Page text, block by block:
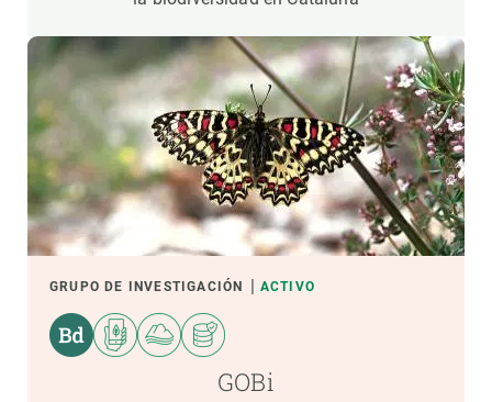
GRUPO DE INVESTIGACIÓN ACTIVO
GOBi